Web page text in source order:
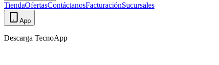
TiendaOfertasContáctanosFacturaciónSucursales
App
Descarga TecnoApp